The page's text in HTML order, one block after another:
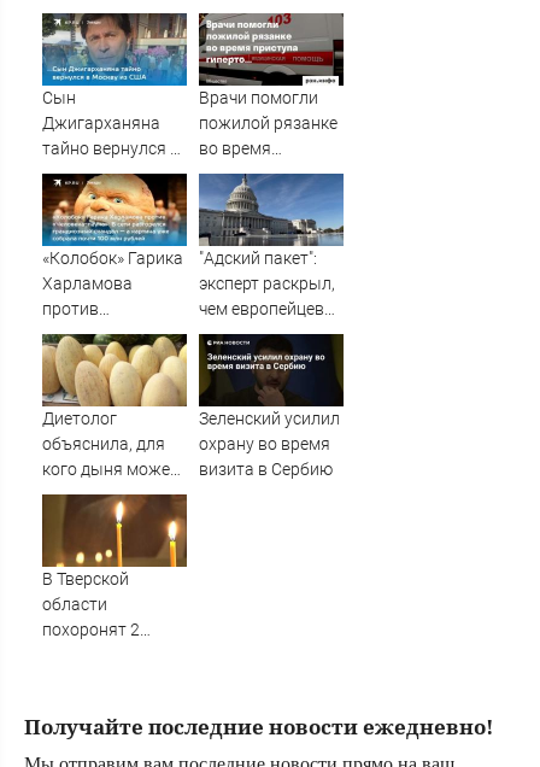
край
пропаганду ЛГБТ
в интернете -
Новости на
Вести.ru
Сын
Джигарханяна
тайно вернулся в
Москву из США
Врачи помогли
пожилой рязанке
во время
приступа
гипертонии —
Новости за
07.08.2026
«Колобок» Гарика
Харламова
против
«Человека-паука»:
В сети разгорелся
грандиозный
скандал — а
картина уже
"Адский пакет":
эксперт раскрыл,
чем европейцев
испугали санкции
США против РФ -
Новости на
Вести.ru
Диетолог
объяснила, для
кого дыня может
быть смертельно
Зеленский усилил
охрану во время
визита в Сербию
В Тверской
области
похоронят 2
Получайте последние новости ежедневно!